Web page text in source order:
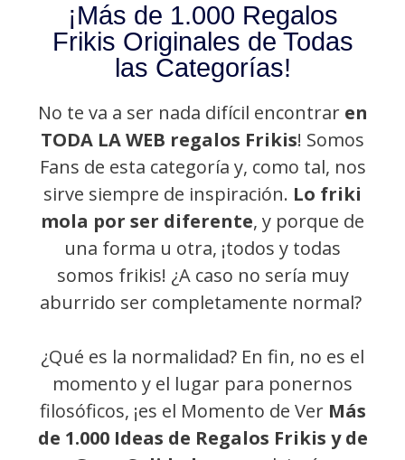
¡Más de 1.000 Regalos
Frikis Originales de Todas
las Categorías!
No te va a ser nada difícil encontrar en
TODA LA WEB regalos Frikis! Somos
Fans de esta categoría y, como tal, nos
sirve siempre de inspiración. Lo friki
mola por ser diferente, y porque de
una forma u otra, ¡todos y todas
somos frikis! ¿A caso no sería muy
aburrido ser completamente normal?
¿Qué es la normalidad? En fin, no es el
momento y el lugar para ponernos
filosóficos, ¡es el Momento de Ver Más
de 1.000 Ideas de Regalos Frikis y de